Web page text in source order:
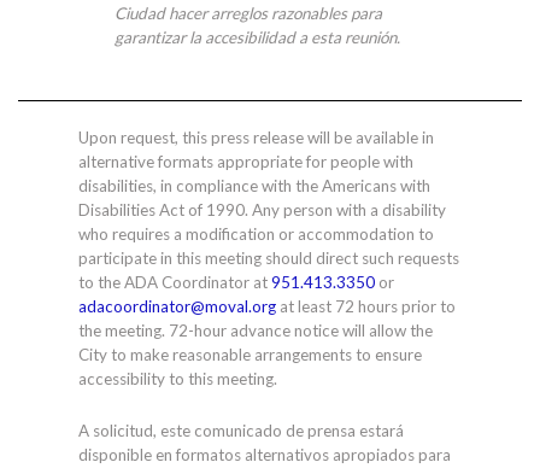
Ciudad hacer arreglos razonables para
garantizar la accesibilidad a esta reunión.
Upon request, this press release will be available in
alternative formats appropriate for people with
disabilities, in compliance with the Americans with
Disabilities Act of 1990. Any person with a disability
who requires a modification or accommodation to
participate in this meeting should direct such requests
to the ADA Coordinator at951.413.3350 or
adacoordinator@moval.org at least 72 hours prior to
the meeting. 72-hour advance notice will allow the
City to make reasonable arrangements to ensure
accessibility to this meeting.
A solicitud, este comunicado de prensa estará
disponible en formatos alternativos apropiados para